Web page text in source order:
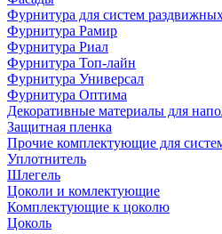
Фурнитура для систем
Фурнитура Рамир
Фурнитура Риал
Фурнитура Топ-лайн
Фурнитура Универсал
Фурнитура Оптима
Декоративные материалы для
Защитная пленка
Прочие комплектующие для
Уплотнитель
Шлегель
Цоколи и комлектующие
Комплектующие к цоколю
Цоколь